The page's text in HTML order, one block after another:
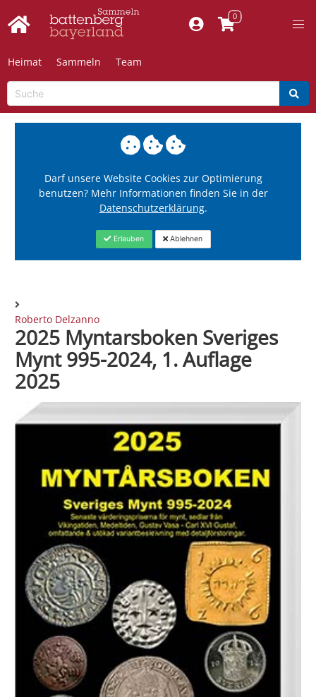
Heimat Sammeln Team
Darf unsere Website Cookies zur Optimierung
benutzen? Mehr Informationen finden Sie in der
Datenschutzerklärung.
Erlauben Ablehnen
Roberto Delzanno
2025 Myntarsboken Sveriges
Mynt 995-2024, 1. Auflage
2025